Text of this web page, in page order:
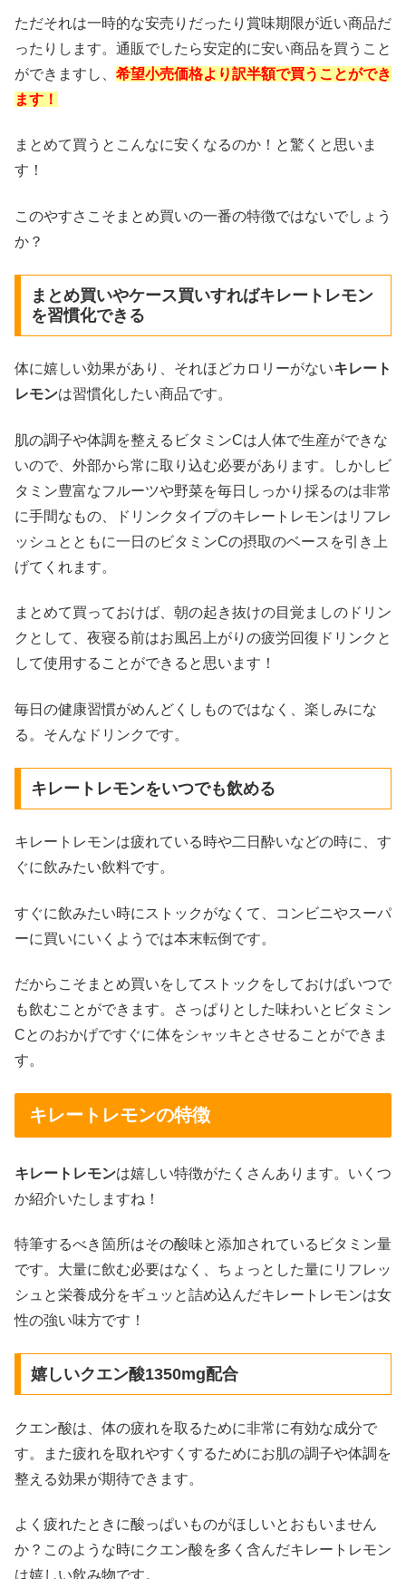
ただそれは一時的な安売りだったり賞味期限が近い商品だ
ったりします。通販でしたら安定的に安い商品を買うこと
ができますし、 希望小売価格より訳半額で買うことができ
ます！
まとめて買うとこんなに安くなるのか！と驚くと思いま
す！
このやすさこそまとめ買いの一番の特徴ではないでしょう
か？
まとめ買いやケース買いすればキレートレモン
を習慣化できる
体に嬉しい効果があり、それほどカロリーがないキレート
レモンは習慣化したい商品です。
肌の調子や体調を整えるビタミンCは人体で生産ができな
いので、外部から常に取り込む必要があります。しかしビ
タミン豊富なフルーツや野菜を毎日しっかり採るのは非常
に手間なもの、ドリンクタイプのキレートレモンはリフレ
ッシュとともに一日のビタミンCの摂取のベースを引き上
げてくれます。
まとめて買っておけば、朝の起き抜けの目覚ましのドリン
クとして、夜寝る前はお風呂上がりの疲労回復ドリンクと
して使用することができると思います！
毎日の健康習慣がめんどくしものではなく、楽しみにな
る。そんなドリンクです。
キレートレモンをいつでも飲める
キレートレモンは疲れている時や二日酔いなどの時に、す
ぐに飲みたい飲料です。
すぐに飲みたい時にストックがなくて、コンビニやスーパ
ーに買いにいくようでは本末転倒です。
だからこそまとめ買いをしてストックをしておけばいつで
も飲むことができます。さっぱりとした味わいとビタミン
Cとのおかげですぐに体をシャッキとさせることができま
す。
キレートレモンの特徴
キレートレモンは嬉しい特徴がたくさんあります。いくつ
か紹介いたしますね！
特筆するべき箇所はその酸味と添加されているビタミン量
です。大量に飲む必要はなく、ちょっとした量にリフレッ
シュと栄養成分をギュッと詰め込んだキレートレモンは女
性の強い味方です！
嬉しいクエン酸1350mg配合
クエン酸は、体の疲れを取るために非常に有効な成分で
す。また疲れを取れやすくするためにお肌の調子や体調を
整える効果が期待できます。
よく疲れたときに酸っぱいものがほしいとおもいません
か？このような時にクエン酸を多く含んだキレートレモン
は嬉しい飲み物です。